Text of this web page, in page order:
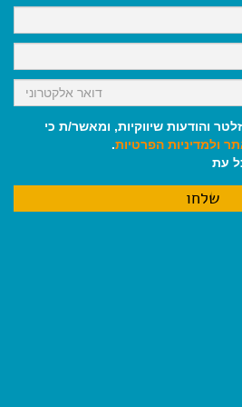
k
p
m
והודעות שיווקיות, ומאשר/ת כי
ולמדיניות הפרטיות.
עת